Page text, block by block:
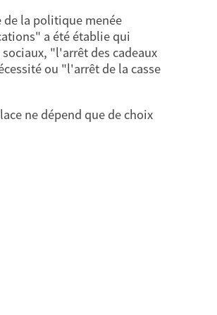
de la politique menée
a été établie qui
"l'arrêt des cadeaux
ou "l'arrêt de la casse
ne dépend que de choix